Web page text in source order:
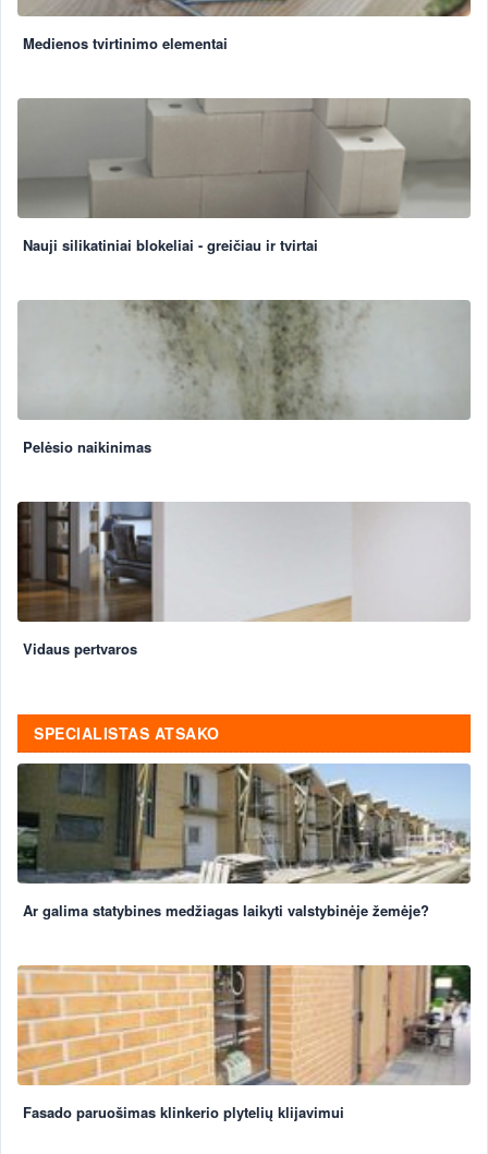
Medienos tvirtinimo elementai
Nauji silikatiniai blokeliai - greičiau ir tvirtai
Pelėsio naikinimas
Vidaus pertvaros
SPECIALISTAS ATSAKO
Ar galima statybines medžiagas laikyti valstybinėje žemėje?
Fasado paruošimas klinkerio plytelių klijavimui